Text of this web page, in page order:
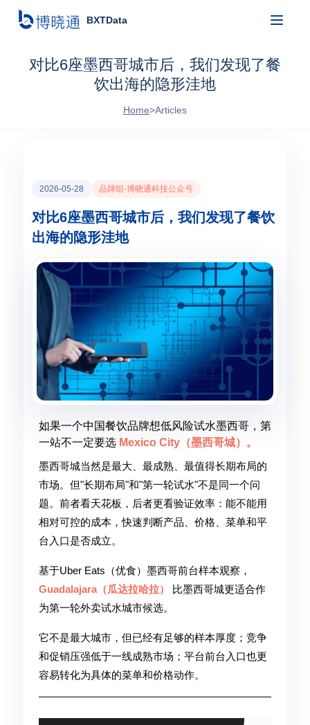
BXTData
对比6座墨西哥城市后，我们发现了餐
饮出海的隐形洼地
Home>Articles
2026-05-28 品牌组-博晓通科技公众号
对比6座墨西哥城市后，我们发现了餐饮
出海的隐形洼地
如果一个中国餐饮品牌想低风险试水墨西哥，第
一站不一定要选 Mexico City（墨西哥城）。
墨西哥城当然是最大、最成熟、最值得长期布局的
市场。但"长期布局"和"第一轮试水"不是同一个问
题。前者看天花板，后者更看验证效率：能不能用
相对可控的成本，快速判断产品、价格、菜单和平
台入口是否成立。
基于Uber Eats（优食）墨西哥前台样本观察，
Guadalajara（瓜达拉哈拉）
比墨西哥城更适合作
为第一轮外卖试水城市候选。
它不是最大城市，但已经有足够的样本厚度；竞争
和促销压强低于一线成熟市场；平台前台入口也更
容易转化为具体的菜单和价格动作。